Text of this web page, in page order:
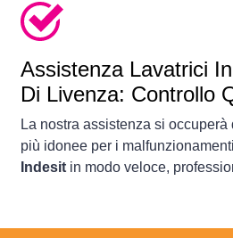
Assistenza Lavatrici
Di Livenza: Controllo
La nostra assistenza si
più idonee per i malfunzionamenti
Indesit in modo veloce,